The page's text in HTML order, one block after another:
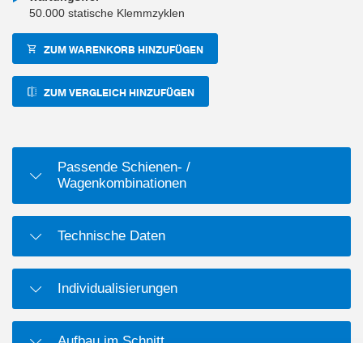
50.000 statische Klemmzyklen
ZUM WARENKORB HINZUFÜGEN
ZUM VERGLEICH HINZUFÜGEN
Passende Schienen- /
Wagenkombinationen
Technische Daten
Individualisierungen